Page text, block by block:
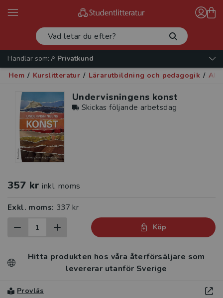
Handlar som:
Privatkund
Hem / Kurslitteratur / Lärarutbildning och pedagogik /
Undervisningens konst
Skickas följande arbetsdag
357 kr inkl. moms
Exkl. moms: 337 kr
Köp
Hitta produkten hos våra återförsäljare som
levererar utanför Sverige
Provläs